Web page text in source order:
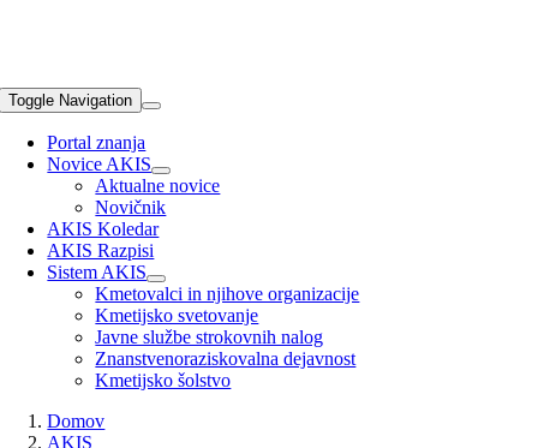
Toggle Navigation
Portal znanja
Novice AKIS
Aktualne novice
Novičnik
AKIS Koledar
AKIS Razpisi
Sistem AKIS
Kmetovalci in njihove organizacije
Kmetijsko svetovanje
Javne službe strokovnih nalog
Znanstvenoraziskovalna dejavnost
Kmetijsko šolstvo
Domov
AKIS